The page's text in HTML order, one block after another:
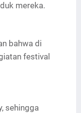
mereka.
bahwa di
festival
sehingga